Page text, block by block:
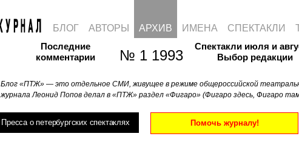
№ 1 1993
Последние
комментарии
Блог «ПТЖ» — это отдельное СМИ, живущее в режиме общероссийской
журнала Леонид Попов делал в «ПТЖ» раздел «Фигаро» (Фигаро здесь, Фигаро
Спектакли июля и
Выбор редакции
Пресса о петербургских спектаклях Помочь журналу!
БЛОГ АВТОРЫ АРХИВ ИМЕНА СПЕКТАКЛИ